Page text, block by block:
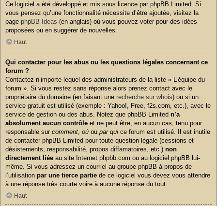
Ce logiciel a été développé et mis sous licence par phpBB Limited. Si
vous pensez qu’une fonctionnalité nécessite d’être ajoutée, visitez la
page phpBB Ideas (en anglais) où vous pouvez voter pour des idées
proposées ou en suggérer de nouvelles.
Haut
Qui contacter pour les abus ou les questions légales concernant ce
forum ?
Contactez n’importe lequel des administrateurs de la liste « L’équipe du
forum ». Si vous restez sans réponse alors prenez contact avec le
propriétaire du domaine (en faisant une recherche sur whois) ou si un
service gratuit est utilisé (exemple : Yahoo!, Free, f2s.com, etc.), avec le
service de gestion ou des abus. Notez que phpBB Limited n’a
absolument aucun contrôle et ne peut être, en aucun cas, tenu pour
responsable sur comment où ou par qui ce forum est utilisé. Il est inutile
de contacter phpBB Limited pour toute question légale (cessions et
désistements, responsabilité, propos diffamatoires, etc.) non
directement liée au site Internet phpbb.com ou au logiciel phpBB lui-
même. Si vous adressez un courriel au groupe phpBB à propos de
l’utilisation par une tierce partie de ce logiciel vous devez vous attendre
à une réponse très courte voire à aucune réponse du tout.
Haut